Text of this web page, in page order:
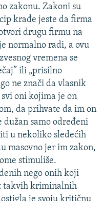
zakonu. Zakoni su
krađe jeste da firma
drugu firmu na
normalno radi, a ovu
vremena se
ili „prisilno
ne znači da vlasnik
oni kojima je on
da prihvate da im on
samo određeni
u nekoliko sledećih
masovno jer im zakon,
stimuliše.
nego onih koji
takvih kriminalnih